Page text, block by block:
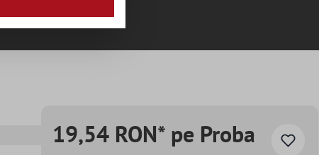
19,54 RON* pe Proba